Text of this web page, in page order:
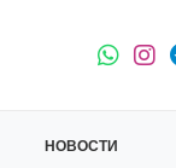
НОВОСТИ